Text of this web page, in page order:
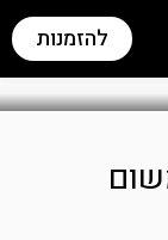
להזמנות